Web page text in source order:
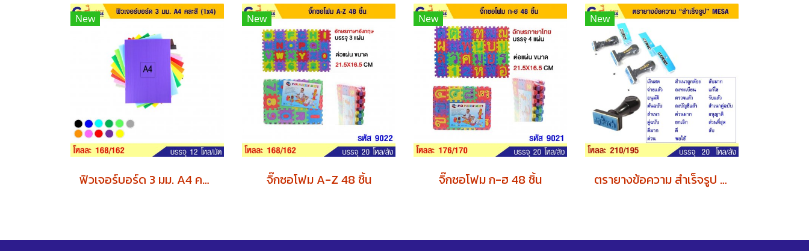
New
ฟิวเจอร์บอร์ด 3 มม. A4 คละสี (1x4) x12 แพค
New
จิ๊กซอโฟม A-Z 48 ชิ้น
New
จิ๊กซอโฟม ก-ฮ 48 ชิ้น
New
ตรายางข้อความ สำเร็จรูป MESA